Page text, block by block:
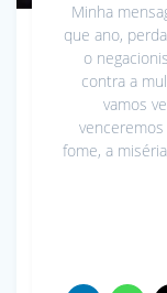
Minha
que ano,
o
contra a
vamos
fome, a